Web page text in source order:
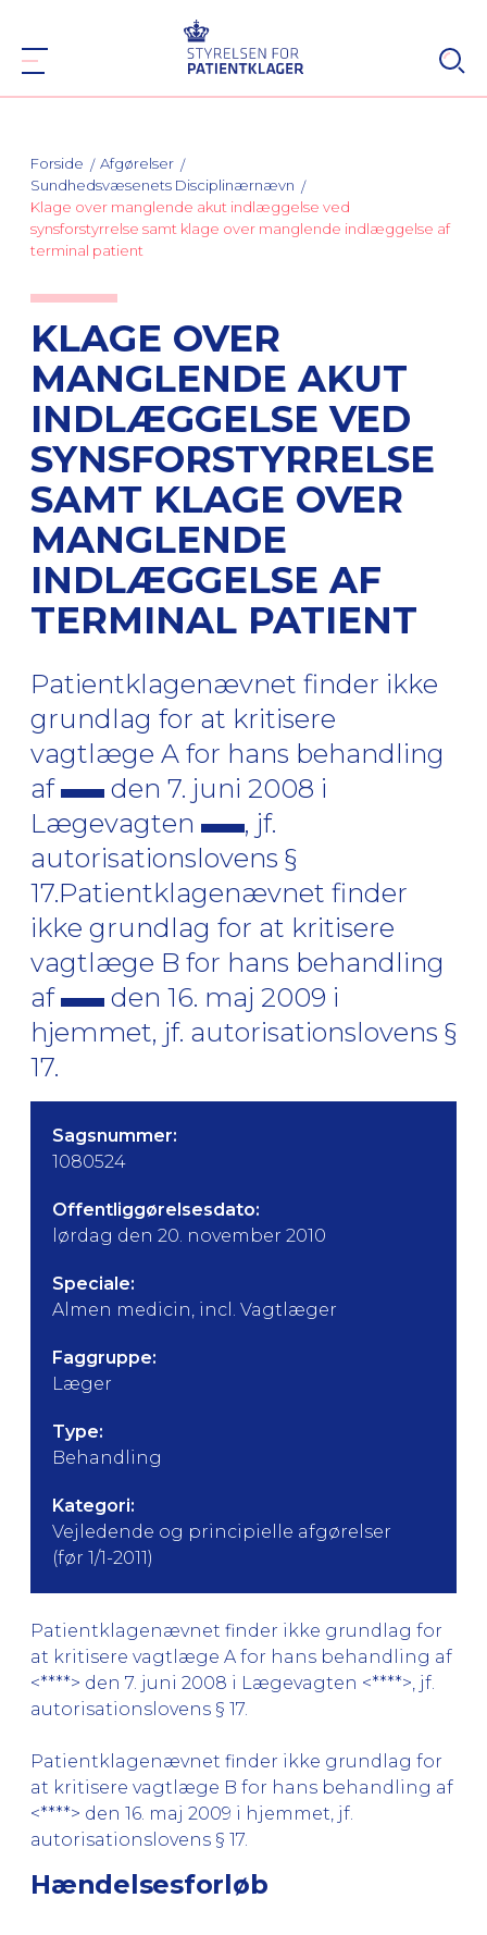
Forside
Afgørelser
Sundhedsvæsenets Disciplinærnævn
Klage over manglende akut indlæggelse ved
synsforstyrrelse samt klage over manglende indlæggelse af
terminal patient
KLAGE OVER
MANGLENDE AKUT
INDLÆGGELSE VED
SYNSFORSTYRRELSE
SAMT KLAGE OVER
MANGLENDE
INDLÆGGELSE AF
TERMINAL PATIENT
Patientklagenævnet finder ikke
grundlag for at kritisere
vagtlæge A for hans behandling
af
den 7. juni 2008 i
Lægevagten
, jf.
autorisationslovens §
17.Patientklagenævnet finder
ikke grundlag for at kritisere
vagtlæge B for hans behandling
af
den 16. maj 2009 i
hjemmet, jf. autorisationslovens §
17.
Sagsnummer:
1080524
Offentliggørelsesdato:
lørdag den 20. november 2010
Speciale:
Almen medicin, incl. Vagtlæger
Faggruppe:
Læger
Type:
Behandling
Kategori:
Vejledende og principielle afgørelser
(før 1/1-2011)
Patientklagenævnet finder ikke grundlag for
at kritisere vagtlæge A for hans behandling af
<****> den 7. juni 2008 i Lægevagten <****>, jf.
autorisationslovens § 17.
Patientklagenævnet finder ikke grundlag for
at kritisere vagtlæge B for hans behandling af
<****> den 16. maj 2009 i hjemmet, jf.
autorisationslovens § 17.
Hændelsesforløb